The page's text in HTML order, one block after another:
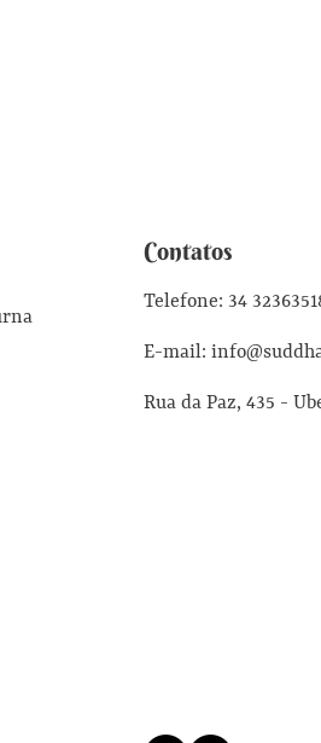
Contatos
Telefone: 34
E-mail:
Rua da Paz, 435 -